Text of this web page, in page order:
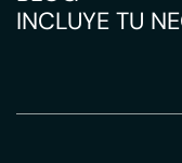
INCLUYE TU